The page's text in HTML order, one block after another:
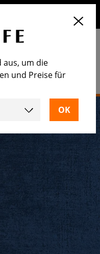
aus, um die
und Preise für